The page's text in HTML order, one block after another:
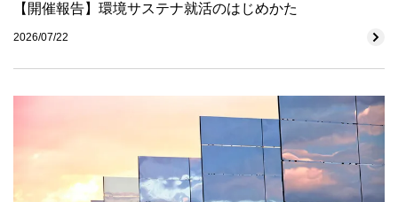
【開催報告】環境サステナ就活のはじめかた
2026/07/22